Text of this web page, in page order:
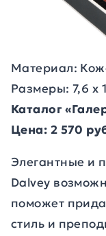
Материал:
Размеры: 7,6 х
Каталог
Цена: 2 570
Элегантные и
Dalvey
поможет
стиль и